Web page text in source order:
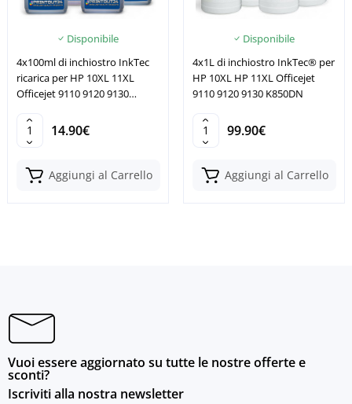
Disponibile
4x100ml di inchiostro InkTec
ricarica per HP 10XL 11XL
Officejet 9110 9120 9130
14.90€
Aggiungi al Carrello
Disponibile
4x1L di inchiostro InkTec® per
HP 10XL HP 11XL Officejet
9110 9120 9130 K850DN
99.90€
Aggiungi al Carrello
Vuoi essere aggiornato su tutte le nostre offerte e
sconti?
Iscriviti alla nostra newsletter